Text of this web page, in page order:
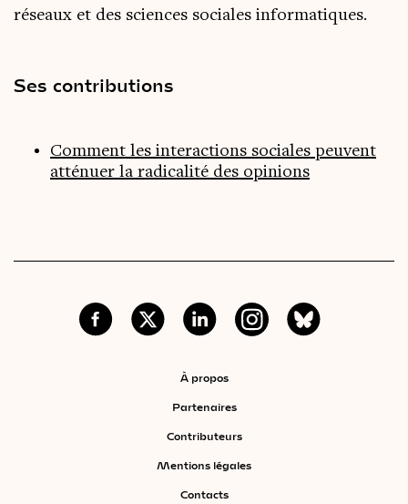
réseaux et des sciences sociales informatiques.
Ses contributions
Comment les interactions sociales peuvent
atténuer la radicalité des opinions
À propos
Partenaires
Contributeurs
Mentions légales
Contacts